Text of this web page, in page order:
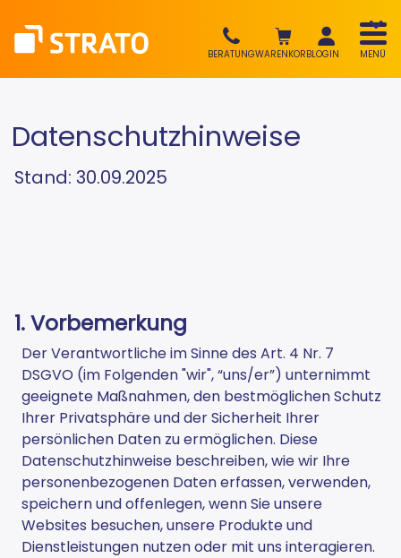
BERATUNGWARENKORBLOGIN MENÜ
Datenschutzhinweise
Stand: 30.09.2025
1. Vorbemerkung
Der Verantwortliche im Sinne des Art. 4 Nr. 7
DSGVO (im Folgenden "wir", “uns/er”) unternimmt
geeignete Maßnahmen, den bestmöglichen Schutz
Ihrer Privatsphäre und der Sicherheit Ihrer
persönlichen Daten zu ermöglichen. Diese
Datenschutzhinweise beschreiben, wie wir Ihre
personenbezogenen Daten erfassen, verwenden,
speichern und offenlegen, wenn Sie unsere
Websites besuchen, unsere Produkte und
Dienstleistungen nutzen oder mit uns interagieren.